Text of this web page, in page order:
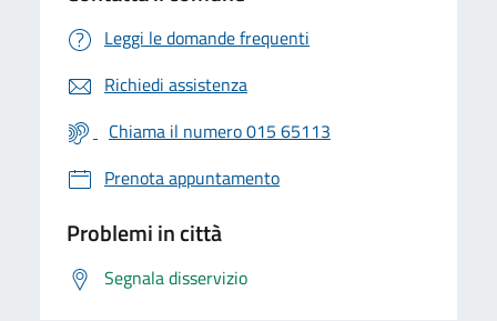
Leggi le domande frequenti
Richiedi assistenza
Chiama il numero 015 65113
Prenota appuntamento
Problemi in città
Segnala disservizio